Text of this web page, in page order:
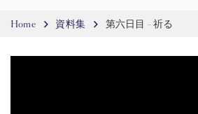
Breadcrumb
Home 資料集 第六日目 - 祈る